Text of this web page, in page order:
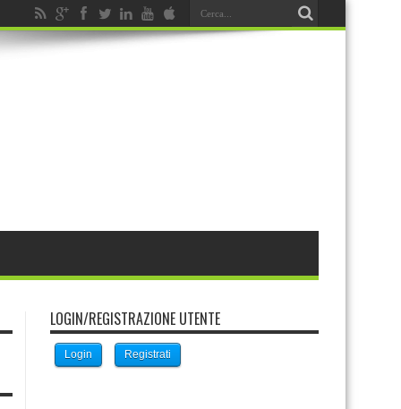
LOGIN/REGISTRAZIONE UTENTE
Login Registrati